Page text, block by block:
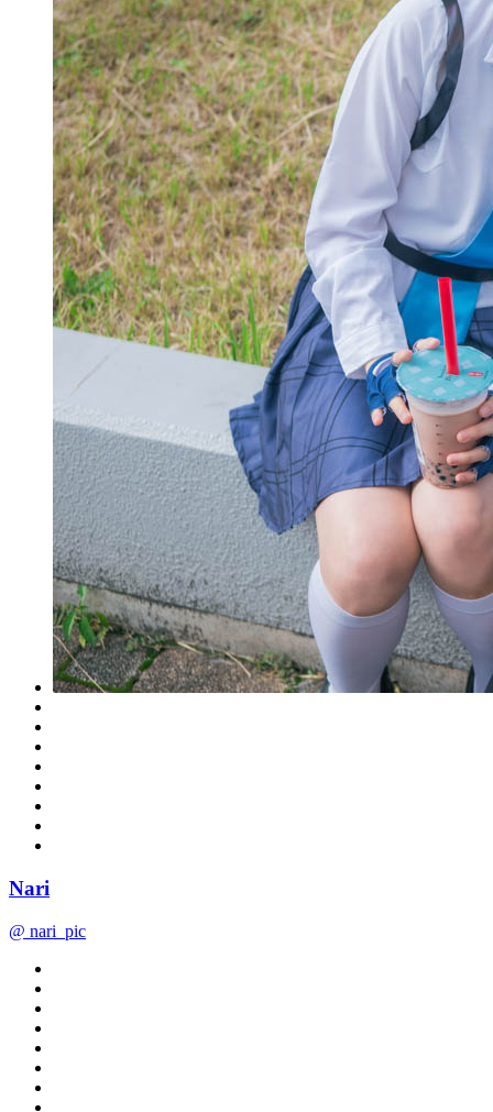
Nari
@ nari_pic